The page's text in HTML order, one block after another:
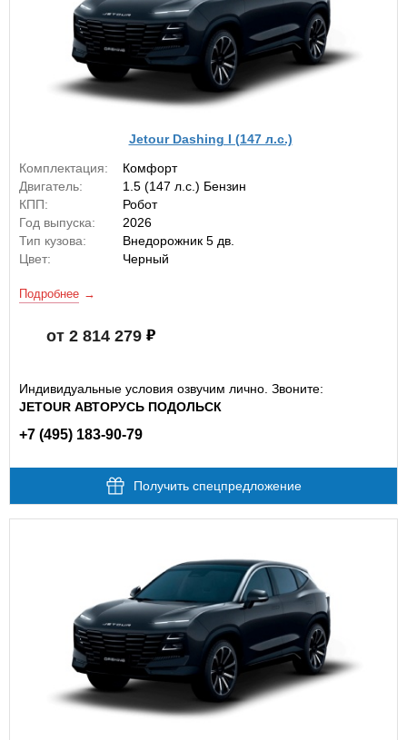
Jetour Dashing I (147 л.с.)
Комплектация:
Комфорт
Двигатель:
1.5 (147 л.с.) Бензин
КПП:
Робот
Год выпуска:
2026
Тип кузова:
Внедорожник 5 дв.
Цвет:
Черный
Подробнее
от 2 814 279
Индивидуальные условия озвучим лично. Звоните:
JETOUR АВТОРУСЬ ПОДОЛЬСК
+7 (495) 183-90-79
Получить спецпредложение